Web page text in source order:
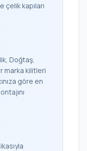
kapıları
Doğtaş,
marka kilitleri
göre en